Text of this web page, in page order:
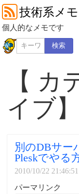
技術系メモ
個人的なメモです
検索
【 カ
イブ】
別のDBサー
Pleskでやる
2010/10/22 21:46:51
パーマリンク